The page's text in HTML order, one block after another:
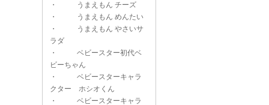
・
うまえもん チーズ
・
うまえもん めんたい
・
うまえもん やさいサ
ラダ
・
ベビースター初代ベ
ビーちゃん
・
ベビースターキャラ
クター ホシオくん
・
ベビースターキャラ